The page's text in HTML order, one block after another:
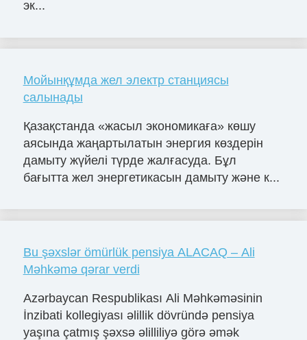
эк...
Мойынқұмда жел электр станциясы
салынады
Қазақстанда «жасыл экономикаға» көшу
аясында жаңартылатын энергия көздерін
дамыту жүйелі түрде жалғасуда. Бұл
бағытта жел энергетикасын дамыту және к...
Bu şəxslər ömürlük pensiya ALACAQ – Ali
Məhkəmə qərar verdi
Azərbaycan Respublikası Ali Məhkəməsinin
İnzibati kollegiyası əlillik dövründə pensiya
yaşına çatmış şəxsə əlilliliyə görə əmək